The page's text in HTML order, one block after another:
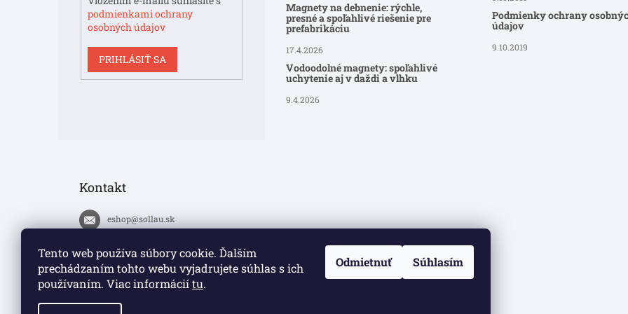
Tento web používa súbory cookie. Ďalším
prechádzaním tohto webu vyjadrujete súhlas s ich
používaním. Viac informáciítu.
Odmietnuť Súhlasím
podmienkami ochrany
osobných údajov
PRIHLÁSIŤ SA
Magnety na debnenie: rýchle,
presné a spoľahlivé riešenie pre
prefabrikáciu
17.4.2026
Vodoodolné magnety: spoľahlivé
uchytenie aj v daždi a vlhku
9.4.2026
Podmienky ochrany
údajov
9.10.2019
Kontakt
eshop@sollau.sk
+420 778 110 059
https://www.facebook.com/solla